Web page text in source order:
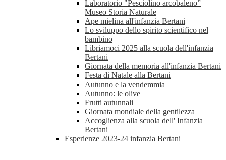
Laboratorio "Pesciolino arcobaleno”
Museo Storia Naturale
Ape mielina all'infanzia Bertani
Lo sviluppo dello spirito scientifico nel
bambino
Libriamoci 2025 alla scuola dell'infanzia
Bertani
Giornata della memoria all'infanzia Bertani
Festa di Natale alla Bertani
Autunno e la vendemmia
Autunno: le olive
Frutti autunnali
Giornata mondiale della gentilezza
Accoglienza alla scuola dell' Infanzia
Bertani
Esperienze 2023-24 infanzia Bertani